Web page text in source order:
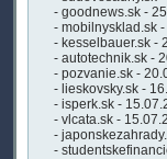
- goodnews.sk -
- mobilnysklad.sk
- kesselbauer.sk -
- autotechnik.sk -
- pozvanie.sk -
- lieskovsky.sk -
- isperk.sk -
- vlcata.sk -
-
-